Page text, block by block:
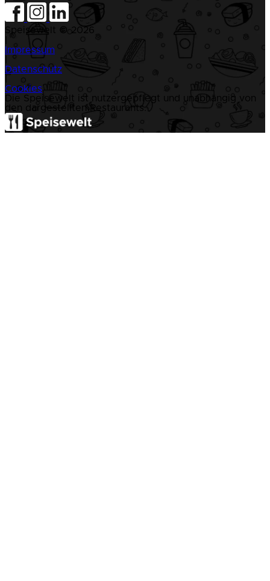
Speisewelt © 2026
Impressum
Datenschutz
Cookies
Die Speisewelt ist nutzergepflegt und unabhängig von
den dargestellten Restaurants.